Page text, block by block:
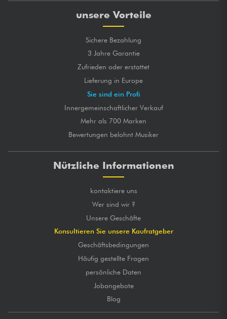
unsere Vorteile
Sichere Bezahlung
3 Jahre Garantie
Zufrieden oder erstattet
Lieferung in Europe
Sie sind ein Profi
Innergemeinschaftlicher Verkauf
Mehr als 700 Marken
Bewertungen belohnt Musiker
Nützliche Informationen
kontaktiere uns
Wer sind wir ?
Unsere Geschäfte
Konsultieren Sie unsere Kaufratgeber
Geschäftsbedingungen
Häufig gestellte Fragen
persönliche Daten
Jobangebote
Blog